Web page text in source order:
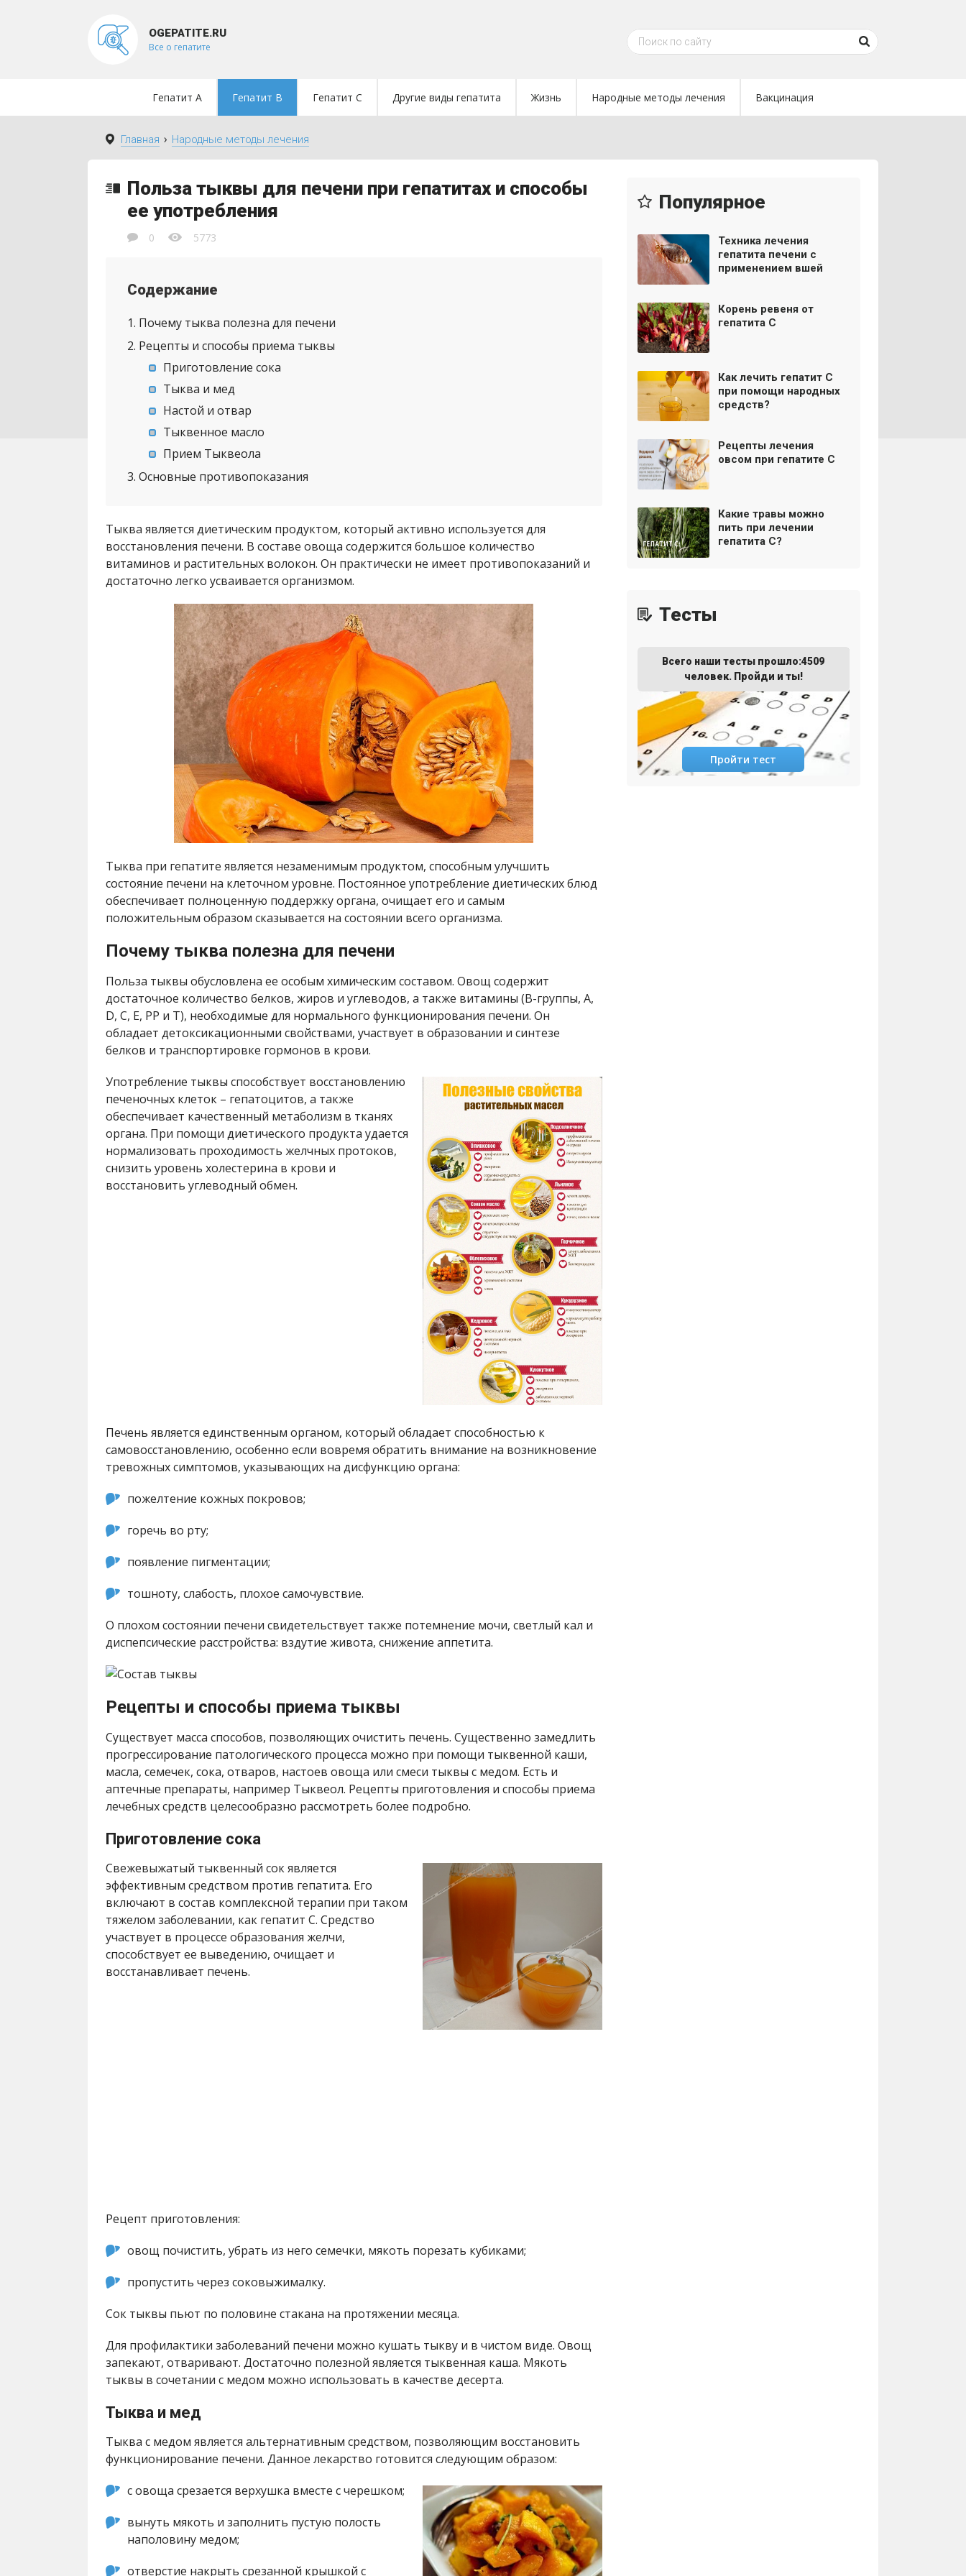
OGEPATITE.RU
Все о гепатите
Гепатит A Гепатит B Гепатит C Другие виды гепатита Жизнь Народные методы лечения Вакцинация
Главная › Народные методы лечения
Польза тыквы для печени при гепатитах и способы
ее употребления
0 5773
Содержание
1 Почему тыква полезна для печени
2 Рецепты и способы приема тыквы
Приготовление сока
Тыква и мед
Настой и отвар
Тыквенное масло
Прием Тыквеола
3 Основные противопоказания
Тыква является диетическим продуктом, который активно используется для
восстановления печени. В составе овоща содержится большое количество
витаминов и растительных волокон. Он практически не имеет противопоказаний и
достаточно легко усваивается организмом.
Тыква при гепатите является незаменимым продуктом, способным улучшить
состояние печени на клеточном уровне. Постоянное употребление диетических блюд
обеспечивает полноценную поддержку органа, очищает его и самым
положительным образом сказывается на состоянии всего организма.
Почему тыква полезна для печени
Польза тыквы обусловлена ее особым химическим составом. Овощ содержит
достаточное количество белков, жиров и углеводов, а также витамины (В-группы, А,
D, C, Е, РР и Т), необходимые для нормального функционирования печени. Он
обладает детоксикационными свойствами, участвует в образовании и синтезе
белков и транспортировке гормонов в крови.
Употребление тыквы способствует восстановлению
печеночных клеток – гепатоцитов, а также
обеспечивает качественный метаболизм в тканях
органа. При помощи диетического продукта удается
нормализовать проходимость желчных протоков,
снизить уровень холестерина в крови и
восстановить углеводный обмен.
Печень является единственным органом, который обладает способностью к
самовосстановлению, особенно если вовремя обратить внимание на возникновение
тревожных симптомов, указывающих на дисфункцию органа:
пожелтение кожных покровов;
горечь во рту;
появление пигментации;
тошноту, слабость, плохое самочувствие.
О плохом состоянии печени свидетельствует также потемнение мочи, светлый кал и
диспепсические расстройства: вздутие живота, снижение аппетита.
Рецепты и способы приема тыквы
Существует масса способов, позволяющих очистить печень. Существенно замедлить
прогрессирование патологического процесса можно при помощи тыквенной каши,
масла, семечек, сока, отваров, настоев овоща или смеси тыквы с медом. Есть и
аптечные препараты, например Тыквеол. Рецепты приготовления и способы приема
лечебных средств целесообразно рассмотреть более подробно.
Приготовление сока
Свежевыжатый тыквенный сок является
эффективным средством против гепатита. Его
включают в состав комплексной терапии при таком
тяжелом заболевании, как гепатит С. Средство
участвует в процессе образования желчи,
способствует ее выведению, очищает и
восстанавливает печень.
Рецепт приготовления:
овощ почистить, убрать из него семечки, мякоть порезать кубиками;
пропустить через соковыжималку.
Сок тыквы пьют по половине стакана на протяжении месяца.
Для профилактики заболеваний печени можно кушать тыкву и в чистом виде. Овощ
запекают, отваривают. Достаточно полезной является тыквенная каша. Мякоть
тыквы в сочетании с медом можно использовать в качестве десерта.
Тыква и мед
Тыква с медом является альтернативным средством, позволяющим восстановить
функционирование печени. Данное лекарство готовится следующим образом:
с овоща срезается верхушка вместе с черешком;
вынуть мякоть и заполнить пустую полость
наполовину медом;
отверстие накрыть срезанной крышкой с
Популярное
Техника лечения
гепатита печени с
применением вшей
Корень ревеня от
гепатита С
Как лечить гепатит С
при помощи народных
средств?
Рецепты лечения
овсом при гепатите C
Какие травы можно
пить при лечении
гепатита С?
Тесты
Всего наши тесты прошло:4509
человек. Пройди и ты!
Пройти тест